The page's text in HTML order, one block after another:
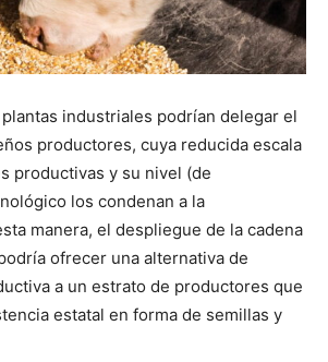
industriales podrían delegar el
productores, cuya reducida escala
productivas y su nivel (de
los condenan a la
manera, el despliegue de la cadena
ofrecer una alternativa de
a un estrato de productores que
estatal en forma de semillas y